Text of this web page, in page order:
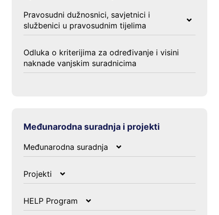
Pravosudni dužnosnici, savjetnici i
službenici u pravosudnim tijelima
Program
Odluka o kriterijima za određivanje i visini
naknade vanjskim suradnicima
Međunarodna suradnja i projekti
Međunarodna suradnja
Vijesti
ERA
Multilateralna suradnja
EIPA
ERA
Bilateralna suradnja
Projekti
Vijesti
U tijeku
Dosadašnji projekti
HELP Program
Vijesti